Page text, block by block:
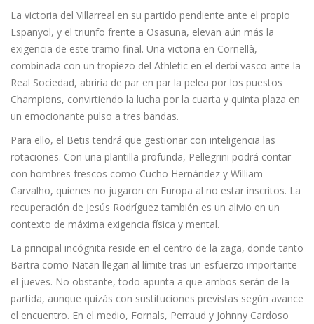
La victoria del Villarreal en su partido pendiente ante el propio
Espanyol, y el triunfo frente a Osasuna, elevan aún más la
exigencia de este tramo final. Una victoria en Cornellà,
combinada con un tropiezo del Athletic en el derbi vasco ante la
Real Sociedad, abriría de par en par la pelea por los puestos
Champions, convirtiendo la lucha por la cuarta y quinta plaza en
un emocionante pulso a tres bandas.
Para ello, el Betis tendrá que gestionar con inteligencia las
rotaciones. Con una plantilla profunda, Pellegrini podrá contar
con hombres frescos como Cucho Hernández y William
Carvalho, quienes no jugaron en Europa al no estar inscritos. La
recuperación de Jesús Rodríguez también es un alivio en un
contexto de máxima exigencia física y mental.
La principal incógnita reside en el centro de la zaga, donde tanto
Bartra como Natan llegan al límite tras un esfuerzo importante
el jueves. No obstante, todo apunta a que ambos serán de la
partida, aunque quizás con sustituciones previstas según avance
el encuentro. En el medio, Fornals, Perraud y Johnny Cardoso